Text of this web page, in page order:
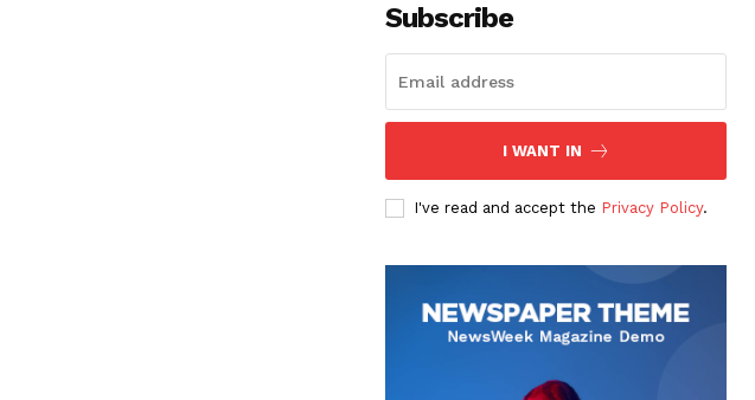
Subscribe
I WANT IN
I've read and accept the Privacy Policy.